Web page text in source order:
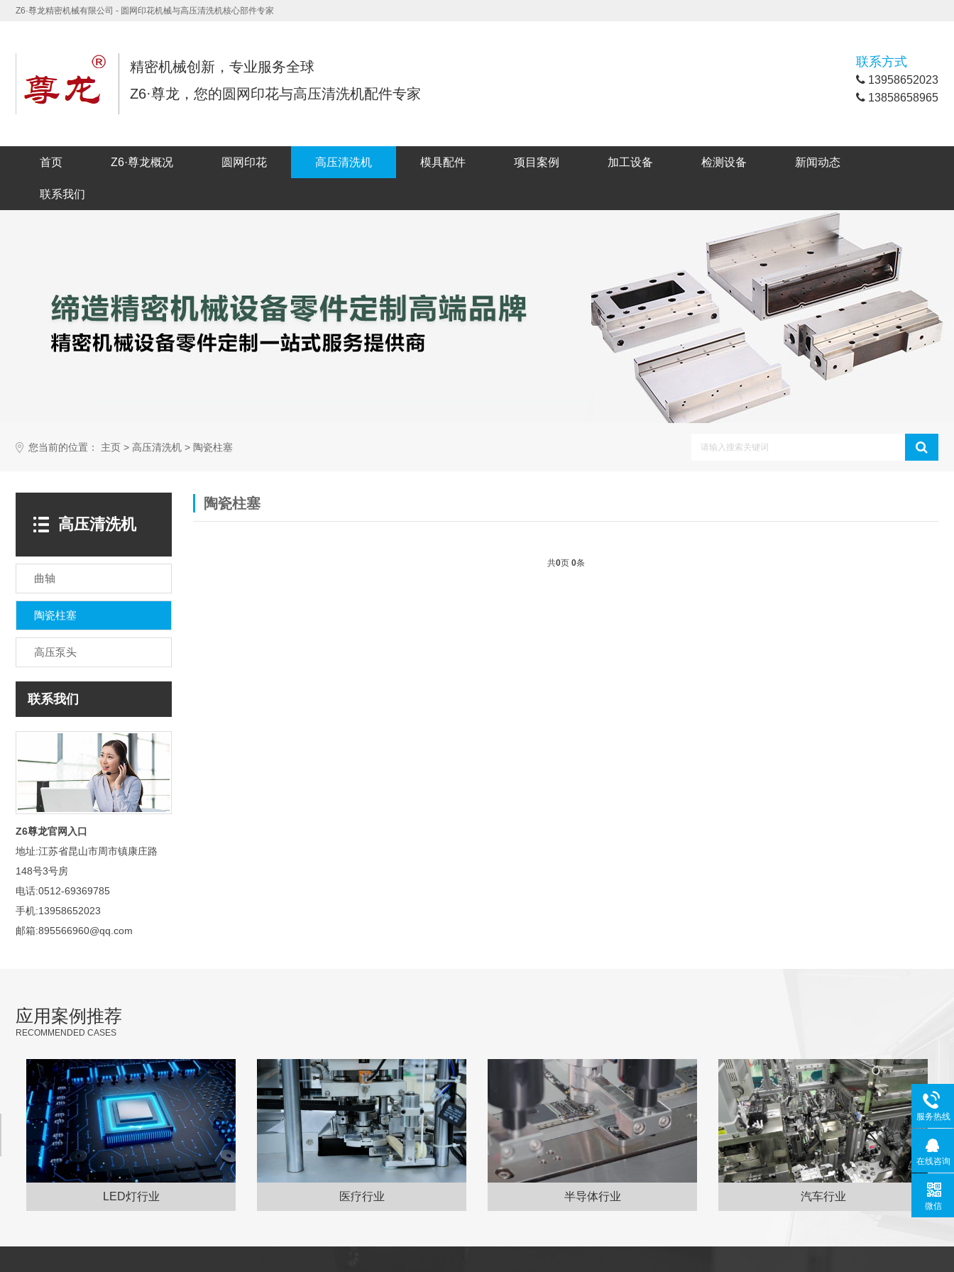
Z6·尊龙精密机械有限公司 - 圆网印花机械与高压清洗机核心部件专家
精密机械创新，专业服务全球
Z6·尊龙，您的圆网印花与高压清洗机配件专家
联系方式
13958652023
13858658965
首页 Z6·尊龙概况 圆网印花 高压清洗机 模具配件 项目案例 加工设备 检测设备 新闻动态
联系我们
您当前的位置： 主页 > 高压清洗机 > 陶瓷柱塞
高压清洗机
曲轴
陶瓷柱塞
高压泵头
联系我们
Z6尊龙官网入口
地址:江苏省昆山市周市镇康庄路
148号3号房
电话:0512-69369785
手机:13958652023
邮箱:895566960@qq.com
陶瓷柱塞
共0页 0条
应用案例推荐
RECOMMENDED CASES
LED灯行业 医疗行业 半导体行业 汽车行业
服务热线
在线咨询
微信